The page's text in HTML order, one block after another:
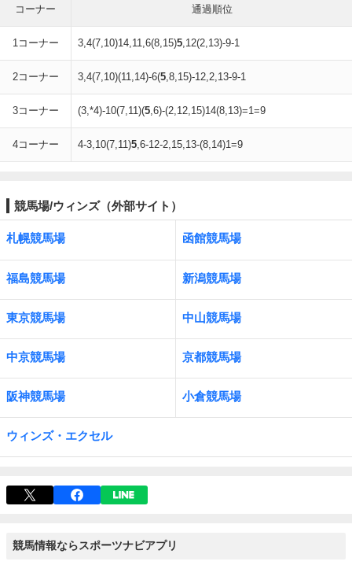
コーナー 通過順位
1コーナー 3,4(7,10)14,11,6(8,15)5,12(2,13)-9-1
2コーナー 3,4(7,10)(11,14)-6(5,8,15)-12,2,13-9-1
3コーナー (3,*4)-10(7,11)(5,6)-(2,12,15)14(8,13)=1=9
4コーナー 4-3,10(7,11)5,6-12-2,15,13-(8,14)1=9
競馬場/ウィンズ（外部サイト）
札幌競馬場 函館競馬場
福島競馬場 新潟競馬場
東京競馬場 中山競馬場
中京競馬場 京都競馬場
阪神競馬場 小倉競馬場
ウィンズ・エクセル
競馬情報ならスポーツナビアプリ